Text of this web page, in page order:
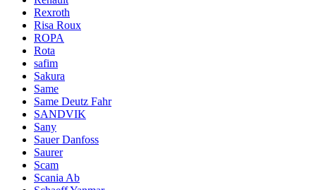
Rexroth
Risa Roux
ROPA
Rota
safim
Sakura
Same
Same Deutz Fahr
SANDVIK
Sany
Sauer Danfoss
Saurer
Scam
Scania Ab